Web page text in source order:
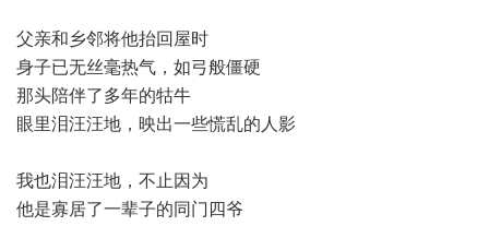
父亲和乡邻将他抬回屋时
身子已无丝毫热气，如弓般僵硬
那头陪伴了多年的牯牛
眼里泪汪汪地，映出一些慌乱的人影
我也泪汪汪地，不止因为
他是寡居了一辈子的同门四爷